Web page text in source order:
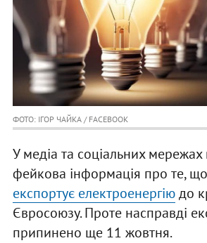
ФОТО: ІГОР ЧАЙКА / FACEBOOK
У медіа та соціальних
фейкова інформація про те,
експортує електроенергіюдо
Євросоюзу. Проте насправді
припинено ще 11 жовтня.